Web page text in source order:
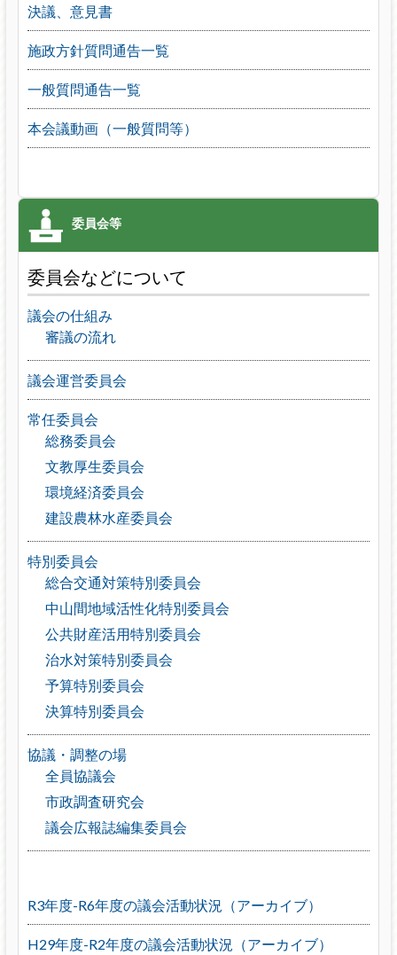
決議、意見書
施政方針質問通告一覧
一般質問通告一覧
本会議動画（一般質問等）
委員会などについて
議会の仕組み
審議の流れ
議会運営委員会
常任委員会
総務委員会
文教厚生委員会
環境経済委員会
建設農林水産委員会
特別委員会
総合交通対策特別委員会
中山間地域活性化特別委員会
公共財産活用特別委員会
治水対策特別委員会
予算特別委員会
決算特別委員会
協議・調整の場
全員協議会
市政調査研究会
議会広報誌編集委員会
R3年度-R6年度の議会活動状況（アーカイブ）
H29年度-R2年度の議会活動状況（アーカイブ）